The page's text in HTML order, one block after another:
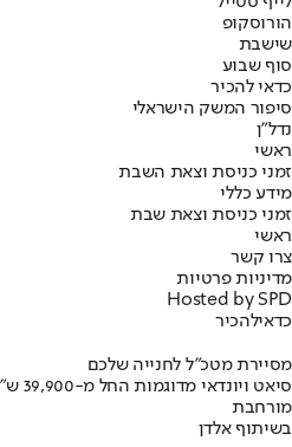
הורוסקופ
שישבת
סוף שבוע
כדאי להכיר
סיפור המשק הישראלי
נדל"ן
ראשי
זמני כניסת וצאת השבת
מידע כללי
זמני כניסת וצאת שבת
ראשי
צרו קשר
מדיניות פרטיות
Hosted by SPD
כדאילהכיר
מסיירת מטכ"ל לחנייה שלכם
מורחבת
בשיתוף אלדן